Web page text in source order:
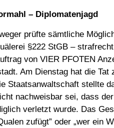
– Diplomatenjagd
prüfte sämtliche
§222 StGB –
von VIER PFOTEN
Am Dienstag hat die Tat
Staatsanwaltschaft stellte
nachweisbar sei, dass
verletzt wurde. Das
zufügt” oder „wer ein